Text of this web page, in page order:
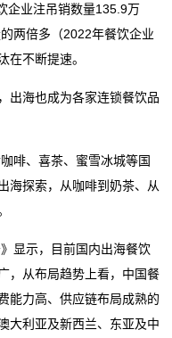
企业注吊销数量135.9万
两倍多（2022年餐饮企业
在不断提速。
出海也成为各家连锁餐饮品
啡、喜茶、蜜雪冰城等国
海探索，从咖啡到奶茶、从
显示，目前国内出海餐饮
，从布局趋势上看，中国餐
能力高、供应链布局成熟的
大利亚及新西兰、东亚及中